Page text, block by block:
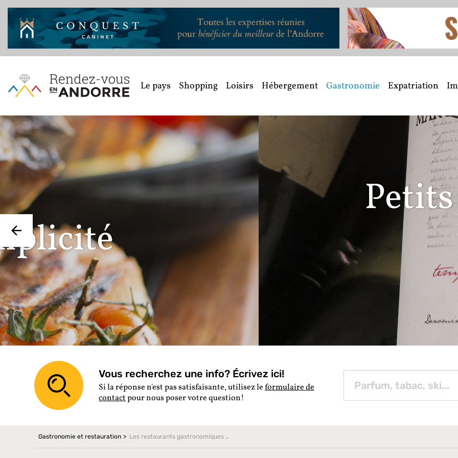
Le pays Shopping Loisirs Hébergement Gastronomie Expatriation
VINS ET ALCOOLS
Petits et grands crus
à consommer
modération !
Vous recherchez une info? Écrivez ici!
Si la réponse n'est pas satisfaisante, utilisez leformulaire de
contactpour nous poser votre question!
Gastronomie et restauration Les restaurants gastronomiques en Andorre